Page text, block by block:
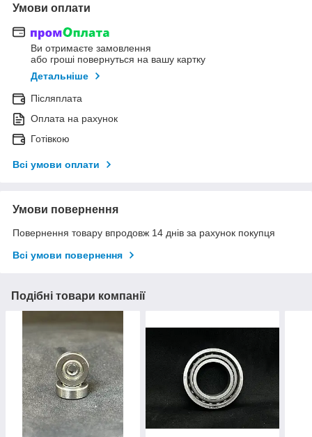
Умови оплати
Ви отримаєте замовлення
або гроші повернуться на вашу картку
Детальніше
Післяплата
Оплата на рахунок
Готівкою
Всі умови оплати
Умови повернення
Повернення товару впродовж 14 днів за рахунок покупця
Всі умови повернення
Подібні товари компанії